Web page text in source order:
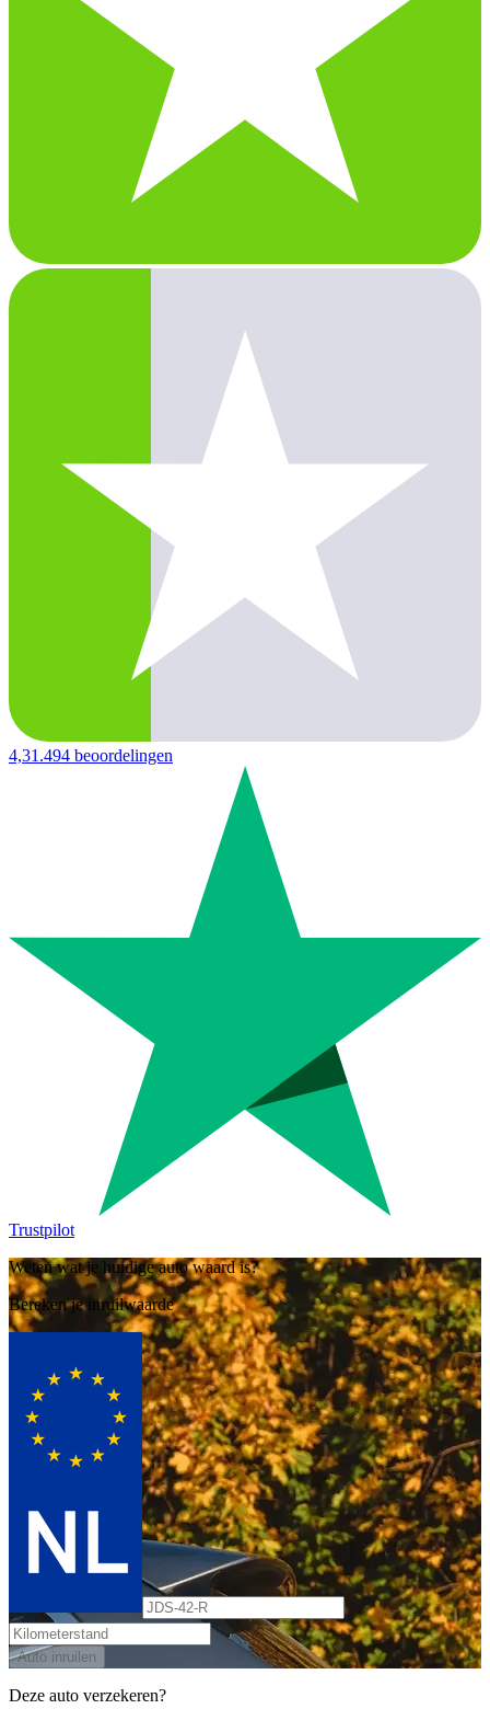
4,31.494 beoordelingen
Trustpilot
Weten wat je huidige auto waard is?
Bereken je inruilwaarde
Auto inruilen
Deze auto verzekeren?